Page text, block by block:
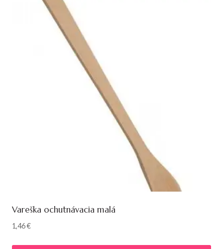
Vareška ochutnávacia malá
1,46€